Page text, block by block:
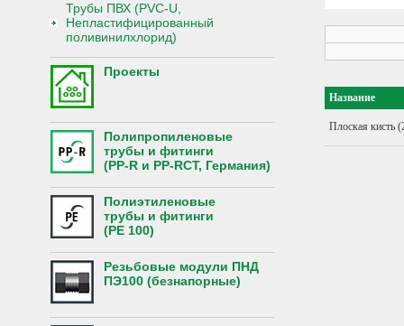
Трубы ПВХ (PVC-U,
Непластифицированный
поливинилхлорид)
Проекты
Полипропиленовые
трубы и фитинги
(PP-R и PP-RCT, Германия)
Полиэтиленовые
трубы и фитинги
(PE 100)
Резьбовые модули ПНД
ПЭ100 (безнапорные)
Название
Плоская кисть